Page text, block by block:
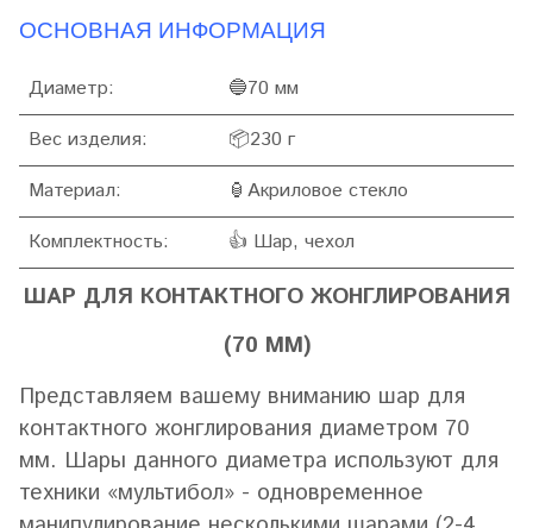
ОСНОВНАЯ ИНФОРМАЦИЯ
Диаметр: 🔵70 мм
Вес изделия:
📦230 г
Материал:
🏮Акриловое стекло
Комплектность:
👍 Шар, чехол
ШАР ДЛЯ КОНТАКТНОГО ЖОНГЛИРОВАНИЯ
(70 ММ)
Представляем вашему вниманию шар для
контактного жонглирования диаметром 70
мм. Шары данного диаметра используют для
техники «мультибол» - одновременное